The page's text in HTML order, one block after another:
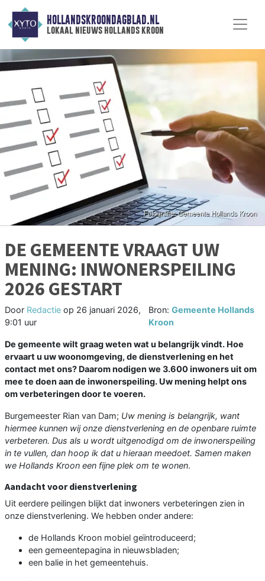
HOLLANDSKROONDAGBLAD.NL
lokaal nieuws hollands kroon
DE GEMEENTE VRAAGT UW
MENING: INWONERSPEILING
2026 GESTART
Door Redactie op 26 januari 2026,
9:01 uur
Bron: Gemeente Hollands
Kroon
De gemeente wilt graag weten wat u belangrijk vindt. Hoe
ervaart u uw woonomgeving, de dienstverlening en het
contact met ons? Daarom nodigen we 3.600 inwoners uit om
mee te doen aan de inwonerspeiling. Uw mening helpt ons
om verbeteringen door te voeren.
Burgemeester Rian van Dam; Uw mening is belangrijk, want
hiermee kunnen wij onze dienstverlening en de openbare ruimte
verbeteren. Dus als u wordt uitgenodigd om de inwonerspeiling
in te vullen, dan hoop ik dat u hieraan meedoet. Samen maken
we Hollands Kroon een fijne plek om te wonen.
Aandacht voor dienstverlening
Uit eerdere peilingen blijkt dat inwoners verbeteringen zien in
onze dienstverlening. We hebben onder andere:
de Hollands Kroon mobiel geïntroduceerd;
een gemeentepagina in nieuwsbladen;
een balie in het gemeentehuis.